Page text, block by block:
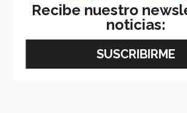
Recibe nuestro
noticias: